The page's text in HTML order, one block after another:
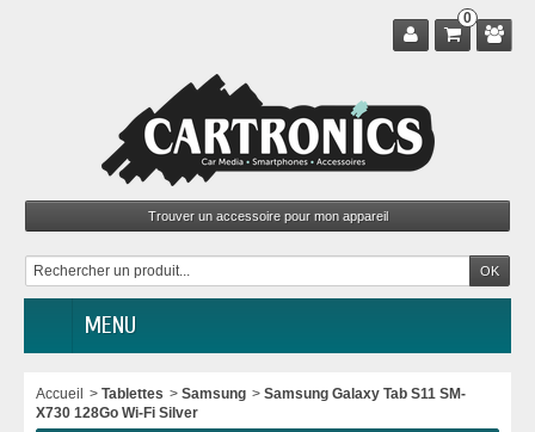
0
MENU
Accueil > Tablettes > Samsung > Samsung Galaxy Tab S11 SM-
X730 128Go Wi-Fi Silver